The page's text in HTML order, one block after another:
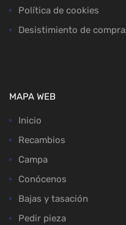
Política de cookies
Desistimiento de compra
MAPA WEB
Inicio
Recambios
Campa
Conócenos
Bajas y tasación
Pedir pieza